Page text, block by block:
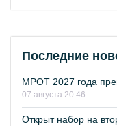
Последние
МРОТ 2027 года
07 августа 20:46
Открыт набор на